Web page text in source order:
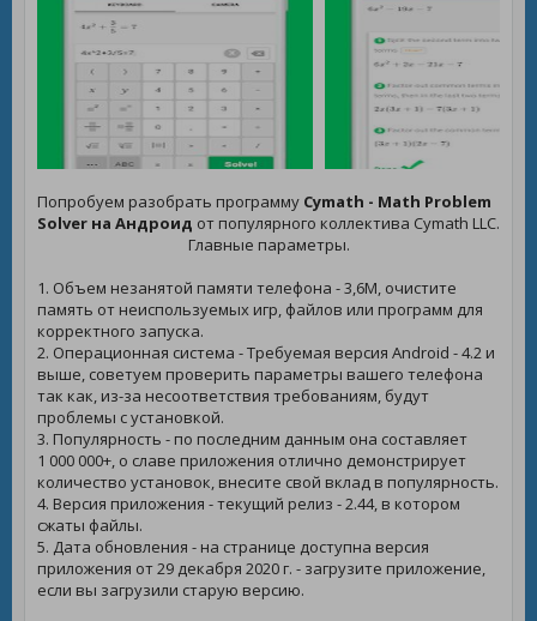
Попробуем разобрать программу Cymath - Math Problem
Solver на Андроид от популярного коллектива Cymath LLC.
Главные параметры.
1. Объем незанятой памяти телефона - 3,6M, очистите
память от неиспользуемых игр, файлов или программ для
корректного запуска.
2. Операционная система - Требуемая версия Android - 4.2 и
выше, советуем проверить параметры вашего телефона
так как, из-за несоответствия требованиям, будут
проблемы с установкой.
3. Популярность - по последним данным она составляет
1 000 000+, о славе приложения отлично демонстрирует
количество установок, внесите свой вклад в популярность.
4. Версия приложения - текущий релиз - 2.44, в котором
сжаты файлы.
5. Дата обновления - на странице доступна версия
приложения от 29 декабря 2020 г. - загрузите приложение,
если вы загрузили старую версию.